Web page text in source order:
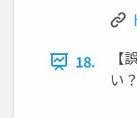
18.
【
い？